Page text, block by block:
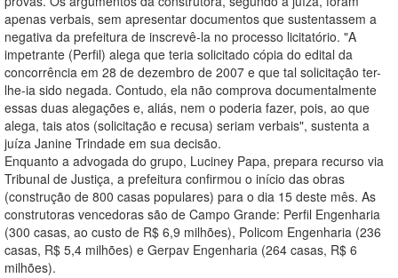
apenas verbais, sem apresentar documentos que sustentassem a
negativa da prefeitura de inscrevê-la no processo licitatório. "A
impetrante (Perfil) alega que teria solicitado cópia do edital da
concorrência em 28 de dezembro de 2007 e que tal solicitação ter-
lhe-ia sido negada. Contudo, ela não comprova documentalmente
essas duas alegações e, aliás, nem o poderia fazer, pois, ao que
alega, tais atos (solicitação e recusa) seriam verbais", sustenta a
juíza Janine Trindade em sua decisão.
Enquanto a advogada do grupo, Luciney Papa, prepara recurso via
Tribunal de Justiça, a prefeitura confirmou o início das obras
(construção de 800 casas populares) para o dia 15 deste mês. As
construtoras vencedoras são de Campo Grande: Perfil Engenharia
(300 casas, ao custo de R$ 6,9 milhões), Policom Engenharia (236
casas, R$ 5,4 milhões) e Gerpav Engenharia (264 casas, R$ 6
milhões).